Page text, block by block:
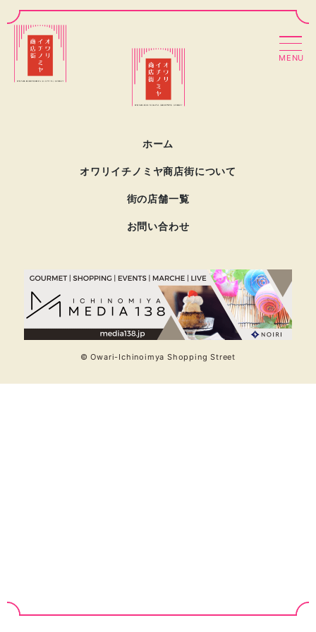
MENU
ホーム
オワリイチノミヤ商店街について
街の店舗一覧
お問い合わせ
© Owari-Ichinoimya Shopping Street